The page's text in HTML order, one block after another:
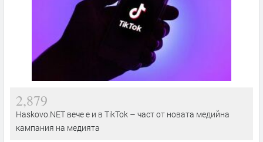
2,879
Haskovo.NET вече е и в TikTok – част от новата медийна
кампания на медията